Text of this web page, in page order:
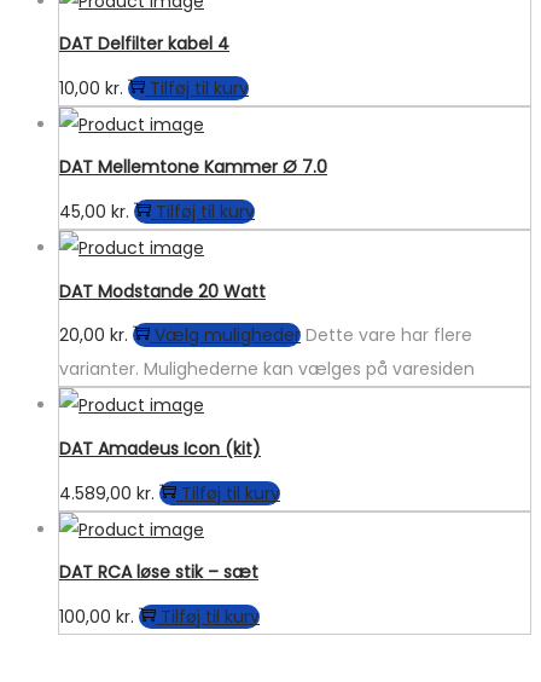
DAT Delfilter kabel 4
10,00 kr. Tilføj til kurv
DAT Mellemtone Kammer Ø 7.0
45,00 kr. Tilføj til kurv
DAT Modstande 20 Watt
20,00 kr. Vælg muligheder Dette vare har flere
varianter. Mulighederne kan vælges på varesiden
DAT Amadeus Icon (kit)
4.589,00 kr. Tilføj til kurv
DAT RCA løse stik – sæt
100,00 kr. Tilføj til kurv